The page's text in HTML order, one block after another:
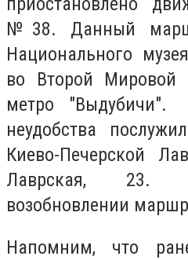
№38. Данный
Национального
во Второй Мировой
метро "Выдубичи".
неудобства
Киево-Печерской
Лаврская, 23.
возобновлении
Напомним, что